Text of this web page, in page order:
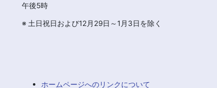
午後5時
※ 土日祝日および12月29日～1月3日を除く
ホームページへのリンクについて